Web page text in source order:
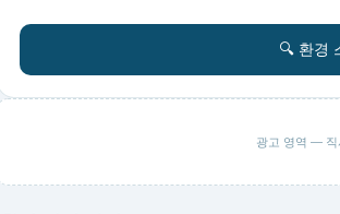
🔍 환경
광고 영역 — 직